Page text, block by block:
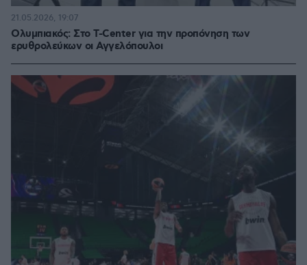
Ολυμπιακός: Στο T-Center για την προπόνηση των
ερυθρολεύκων οι Αγγελόπουλοι
21.05.2026, 19:07